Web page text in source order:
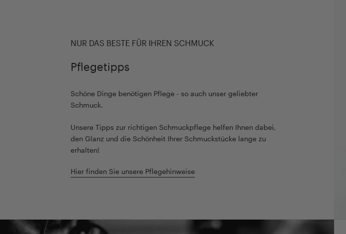
NUR DAS BESTE FÜR IHREN SCHMUCK
Pflegetipps
Schöne Dinge benötigen Pflege - so auch unser geliebter
Schmuck.
Unsere Tipps zur richtigen Schmuckpflege helfen Ihnen dabei,
den Glanz und die Schönheit Ihrer Schmuckstücke lange zu
erhalten!
Hier finden Sie unsere Pflegehinweise